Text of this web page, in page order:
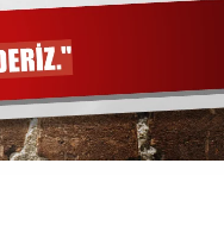
ÖZBESIN